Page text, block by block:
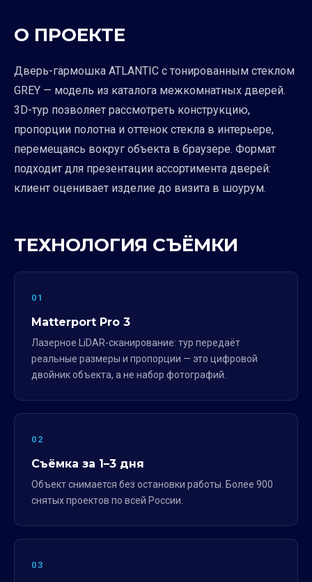
О ПРОЕКТЕ
Дверь-гармошка ATLANTIC с тонированным стеклом
GREY — модель из каталога межкомнатных дверей.
3D-тур позволяет рассмотреть конструкцию,
пропорции полотна и оттенок стекла в интерьере,
перемещаясь вокруг объекта в браузере. Формат
подходит для презентации ассортимента дверей:
клиент оценивает изделие до визита в шоурум.
ТЕХНОЛОГИЯ СЪЁМКИ
01
Matterport Pro 3
Лазерное LiDAR-сканирование: тур передаёт
реальные размеры и пропорции — это цифровой
двойник объекта, а не набор фотографий.
02
Съёмка за 1–3 дня
Объект снимается без остановки работы. Более 900
снятых проектов по всей России.
03